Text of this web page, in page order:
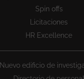
Spin offs
Licitaciones
HR Excellence
Nuevo edificio de